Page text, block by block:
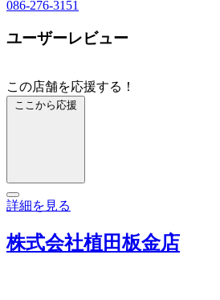
086-276-3151
ユーザーレビュー
この店舗を応援する！
ここから応援
詳細を見る
株式会社植田板金店